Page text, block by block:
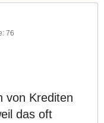
76
von Krediten
das oft